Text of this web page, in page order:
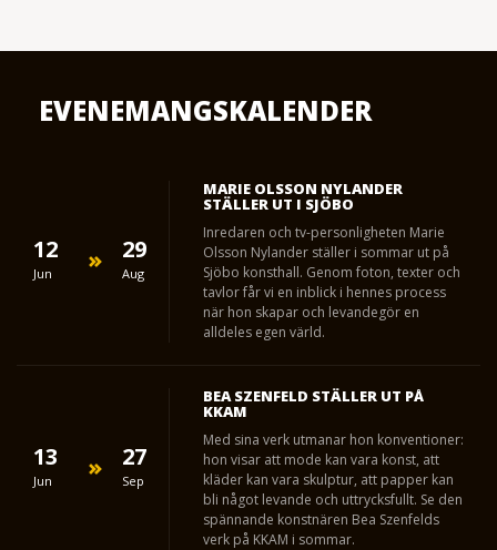
EVENEMANGSKALENDER
12
Jun
29
Aug
MARIE OLSSON NYLANDER
STÄLLER UT I SJÖBO
Inredaren och tv-personligheten Marie
Olsson Nylander ställer i sommar ut på
Sjöbo konsthall. Genom foton, texter och
tavlor får vi en inblick i hennes process
när hon skapar och levandegör en
alldeles egen värld.
13
Jun
27
Sep
BEA SZENFELD STÄLLER UT PÅ
KKAM
Med sina verk utmanar hon konventioner:
hon visar att mode kan vara konst, att
kläder kan vara skulptur, att papper kan
bli något levande och uttrycksfullt. Se den
spännande konstnären Bea Szenfelds
verk på KKAM i sommar.